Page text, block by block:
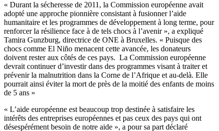
« Durant la sécheresse de 2011, la Commission européenne avait
adopté une approche pionnière consistant à fusionner l’aide
humanitaire et les programmes de développement à long terme, pour
renforcer la résilience face à de tels chocs à l’avenir », a expliqué
Tamira Gunzburg, directrice de ONE à Bruxelles. « Puisque des
chocs comme El Niño menacent cette avancée, les donateurs
doivent rester aux côtés de ces pays. La Commission européenne
devrait continuer d’investir dans des programmes visant à traiter et
prévenir la malnutrition dans la Corne de l’Afrique et au-delà. Elle
pourrait ainsi éviter la mort de près de la moitié des enfants de moins
de 5 ans »
« L’aide européenne est beaucoup trop destinée à satisfaire les
intérêts des entreprises européennes et pas ceux des pays qui ont
désespérément besoin de notre aide », a pour sa part déclaré